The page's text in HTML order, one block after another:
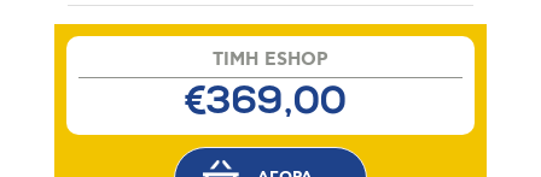
TIMH ESHOP
€369,00